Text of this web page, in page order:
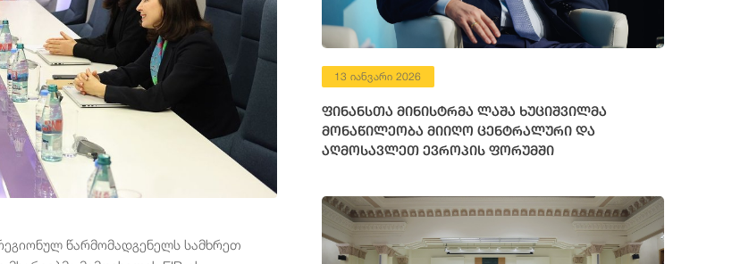
წარმომადგენელს სამხრეთ
13 იანვარი 2026
ფინანსთა მინისტრმა ლაშა ხუციშვილმა
მონაწილეობა მიიღო ცენტრალური და
აღმოსავლეთ ევროპის ფორუმში